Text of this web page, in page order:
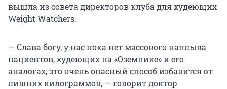
вышла из совета директоров клуба для худеющих
Weight Watchеrs.
— Слава богу, у нас пока нет массового наплыва
пациентов, худеющих на «Оземпике» и его
аналогах, это очень опасный способ избавится от
лишних килограммов, — говорит доктор